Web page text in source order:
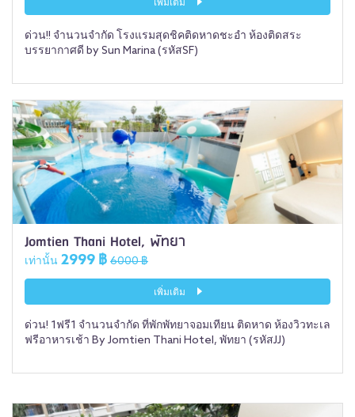
เพิ่มเติม
ด่วน!! จำนวนจำกัด โรงแรมสุดชิคติดหาดชะอำ ห้องติดสระ
บรรยากาศดี by Sun Marina (รหัสSF)
Jomtien Thani Hotel, พัทยา
เท่านั้น 2999 ฿ 6000 ฿
เพิ่มเติม
ด่วน! 1ฟรี1 จำนวนจำกัด ที่พักพัทยาจอมเทียน ติดหาด ห้องวิวทะเล
ฟรีอาหารเช้า By Jomtien Thani Hotel, พัทยา (รหัสJJ)